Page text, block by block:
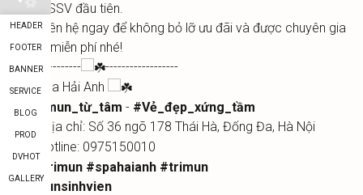
suất HSSV đầu tiên.
Liên hệ ngay để không bỏ lỡ ưu đãi và được chuyên gia
tư vấn miễn phí nhé!
-----------------
------------------
Spa Hải Anh
#Trị_mun_từ_tâm - #Vẻ_đẹp_xứng_tầm
Địa chỉ: Số 36 ngõ 178 Thái Hà, Đống Đa, Hà Nội
Hotline: 0975150010
#spatrimun #spahaianh #trimun
#trimunsinhvien
HEADER
FOOTER
BANNER
SERVICE
BLOG
PROD
DVHOT
GALLERY